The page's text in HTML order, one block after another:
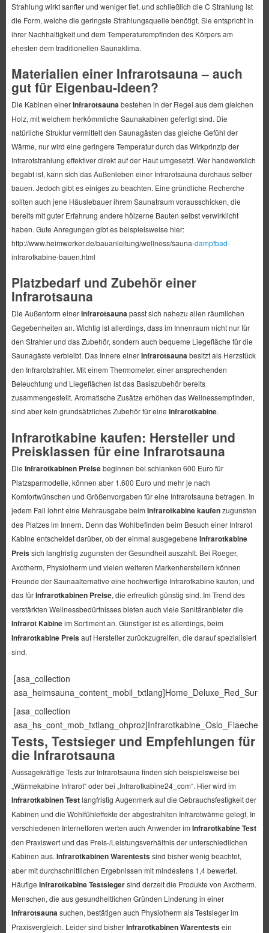
Strahlung wirkt sanfter und weniger tief, und schließlich die C Strahlung ist
die Form, welche die geringste Strahlungsquelle benötigt. Sie entspricht in
ihrer Nachhaltigkeit und dem Temperaturempfinden des Körpers am
ehesten dem traditionellen Saunaklima.
Materialien einer Infrarotsauna – auch
gut für Eigenbau-Ideen?
Die Kabinen einerInfrarotsauna bestehen in der Regel aus dem gleichen
Holz, mit welchem herkömmliche Saunakabinen gefertigt sind. Die
natürliche Struktur vermittelt den Saunagästen das gleiche Gefühl der
Wärme, nur wird eine geringere Temperatur durch das Wirkprinzip der
Infrarotstrahlung effektiver direkt auf der Haut umgesetzt. Wer handwerklich
begabt ist, kann sich das Außenleben einer Infrarotsauna durchaus selber
bauen. Jedoch gibt es einiges zu beachten. Eine gründliche Recherche
sollten auch jene Häuslebauer ihrem Saunatraum vorausschicken, die
bereits mit guter Erfahrung andere hölzerne Bauten selbst verwirklicht
haben. Gute Anregungen gibt es beispielsweise hier:
http://www.heimwerker.de/bauanleitung/wellness/sauna-dampfbad-
infrarotkabine-bauen.html
Platzbedarf und Zubehör einer
Infrarotsauna
Die Außenform einerInfrarotsauna passt sich nahezu allen räumlichen
Gegebenheiten an. Wichtig ist allerdings, dass im Innenraum nicht nur für
den Strahler und das Zubehör, sondern auch bequeme Liegefläche für die
Saunagäste verbleibt. Das Innere einerInfrarotsauna besitzt als Herzstück
den Infrarotstrahler. Mit einem Thermometer, einer ansprechenden
Beleuchtung und Liegeflächen ist das Basiszubehör bereits
zusammengestellt. Aromatische Zusätze erhöhen das Wellnessempfinden,
sind aber kein grundsätzliches Zubehör für eine Infrarotkabine.
Infrarotkabine kaufen: Hersteller und
Preisklassen für eine Infrarotsauna
Die Infrarotkabinen Preisebeginnen bei schlanken 600 Euro für
Platzsparmodelle, können aber 1.600 Euro und mehr je nach
Komfortwünschen und Größenvorgaben für eine Infrarotsauna betragen. In
jedem Fall lohnt eine Mehrausgabe beim Infrarotkabine kaufenzugunsten
des Platzes im Innern. Denn das Wohlbefinden beim Besuch einer Infrarot
Kabine entscheidet darüber, ob der einmal ausgegebene Infrarotkabine
Preissich langfristig zugunsten der Gesundheit auszahlt. Bei Roeger,
Axotherm, Physiotherm und vielen weiteren Markenherstellern können
Freunde der Saunaalternative eine hochwertige Infrarotkabine kaufen, und
das fürInfrarotkabinen Preise, die erfreulich günstig sind. Im Trend des
verstärkten Wellnessbedürfnisses bieten auch viele Sanitäranbieter die
Infrarot Kabineim Sortiment an. Günstiger ist es allerdings, beim
Infrarotkabine Preisauf Hersteller zurückzugreifen, die darauf spezialisiert
sind.
[asa_collection
[asa_collection
Tests, Testsieger und Empfehlungen für
die Infrarotsauna
Aussagekräftige Tests zur Infrarotsauna finden sich beispielsweise bei
„Wärmekabine Infrarot“ oder bei „Infrarotkabine24_com“. Hier wird im
Infrarotkabinen Testlangfristig Augenmerk auf die Gebrauchsfestigkeit der
Kabinen und die Wohlfühleffekte der abgestrahlten Infrarotwärme gelegt. In
verschiedenen Internetforen werten auch Anwender im Infrarotkabine Test
den Praxiswert und das Preis-/Leistungsverhältnis der unterschiedlichen
Kabinen aus. Infrarotkabinen Warentestssind bisher wenig beachtet,
aber mit durchschnittlichen Ergebnissen mit mindestens 1,4 bewertet.
Häufige Infrarotkabine Testsiegersind derzeit die Produkte von Axotherm.
Menschen, die aus gesundheitlichen Gründen Linderung in einer
Infrarotsauna suchen, bestätigen auch Physiotherm als Testsieger im
Praxisvergleich. Leider sind bisherInfrarotkabinen Warentestsein